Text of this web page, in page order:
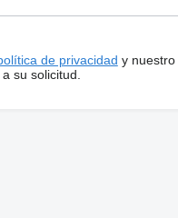
de privacidad y nuestro
su solicitud.